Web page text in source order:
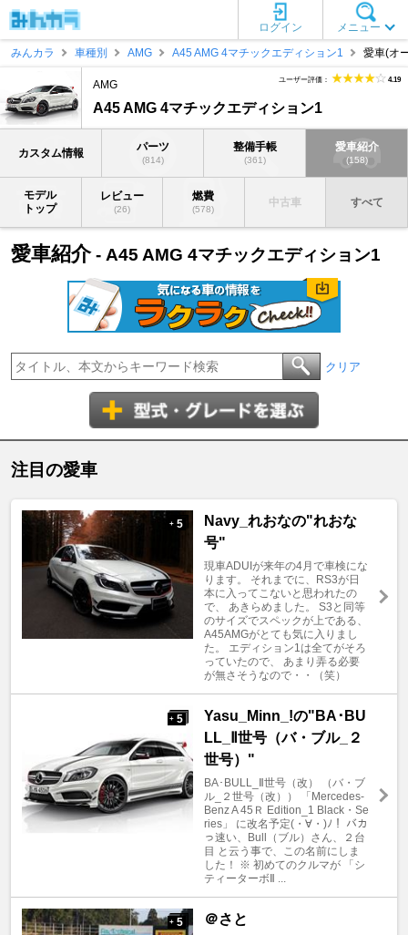
メニュー
ログイン
みんカラ
車種別 AMG A45 AMG 4マチックエディション1 愛車(オ
AMG
A45 AMG 4マチックエディション1
ユーザー評価： 4.19
カスタム情報 パーツ
(814)
整備手帳
(361)
愛車紹介
(158)
モデル
トップ
レビュー
(26)
燃費
(578)
中古車 すべて
愛車紹介- A45 AMG 4マチックエディション1
クリア
注目の愛車
+ 5
Navy_れおなの"れおな
号"
現車ADUIが来年の4月で車検にな
ります。 それまでに、RS3が日
本に入ってこないと思われたの
で、 あきらめました。 S3と同等
のサイズでスペックが上である、
A45AMGがとても気に入りまし
た。 エディション1は全てがそろ
っていたので、 あまり弄る必要
が無さそうなので・・（笑）
+ 5
Yasu_Minn_!の"BA･BU
LL_Ⅱ世号（バ・ブル_２
世号）"
BA･BULL_Ⅱ世号（改） （バ・ブ
ル_２世号（改）） 「Mercedes-
Benz A 45Ｒ Edition_1 Black・Se
ries」 に改名予定(・∀・)ﾉ！ バカ
っ速い、Bull（ブル）さん、２台
目 と云う事で、この名前にしま
した！ ※ 初めてのクルマが 「シ
ティーターボⅡ ...
+ 5 ＠さと